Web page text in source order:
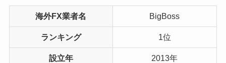
海外FX業者名 BigBoss
ランキング 1位
設立年 2013年